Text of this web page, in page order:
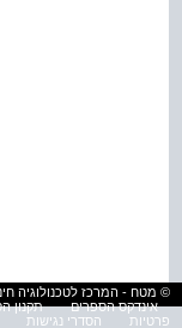
© מטח - המרכז לטכנולוגיה
אינדקס הספרים
תקנון
פרטיות
הסדרי נגישות